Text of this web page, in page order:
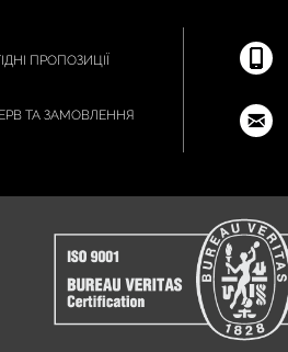
ПРОПОЗИЦІЇ
ТА ЗАМОВЛЕННЯ